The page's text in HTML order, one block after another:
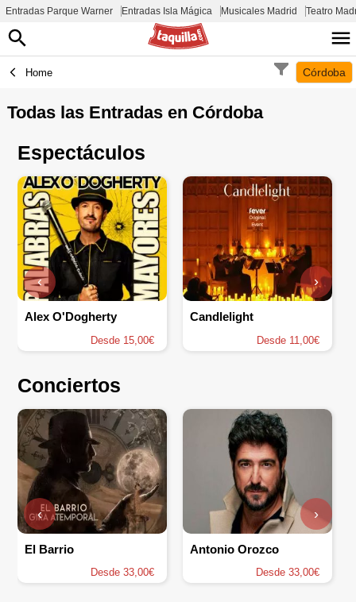
Entradas Parque Warner Entradas Isla Mágica Musicales Madrid Teatro
Home Córdoba
Todas las Entradas en Córdoba
Espectáculos
Alex O'Dogherty
Desde 15,00€
Candlelight
Desde 11,00€
‹ ›
Conciertos
El Barrio
Desde 33,00€
Antonio Orozco
Desde 33,00€
‹ ›